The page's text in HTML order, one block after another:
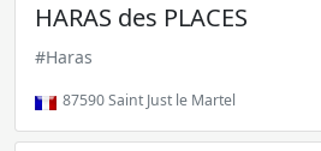
HARAS des PLACES
#Haras
87590Saint Just le Martel